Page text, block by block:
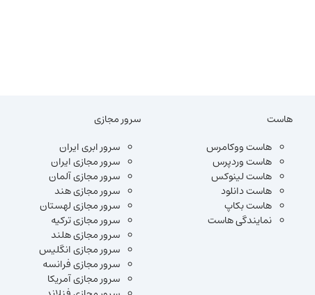
هاست
هاست ووکامرس
هاست وردپرس
هاست لینوکس
هاست دانلود
هاست بکاپ
نمایندگی هاست
سرور مجازی
سرور ابری ایران
سرور مجازی ایران
سرور مجازی آلمان
سرور مجازی هند
سرور مجازی لهستان
سرور مجازی ترکیه
سرور مجازی هلند
سرور مجازی انگلیس
سرور مجازی فرانسه
سرور مجازی آمریکا